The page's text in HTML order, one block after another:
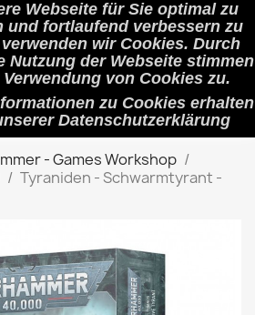
Webseite für Sie optimal zu
und fortlaufend verbessern zu
wir Cookies. Durch
Nutzung der Webseite stimmen
von Cookies zu.
zu Cookies erhalten
Datenschutzerklärung
shopping_cart (0)

- Games Workshop
Tyraniden - Schwarmtyrant -